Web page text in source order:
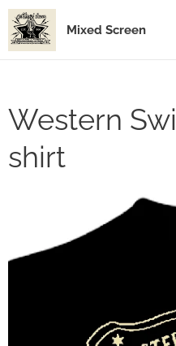
Mixed Screen
Western
shirt